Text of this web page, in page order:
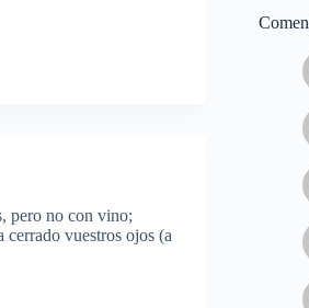
pero no con vino;
cerrado vuestros ojos (a